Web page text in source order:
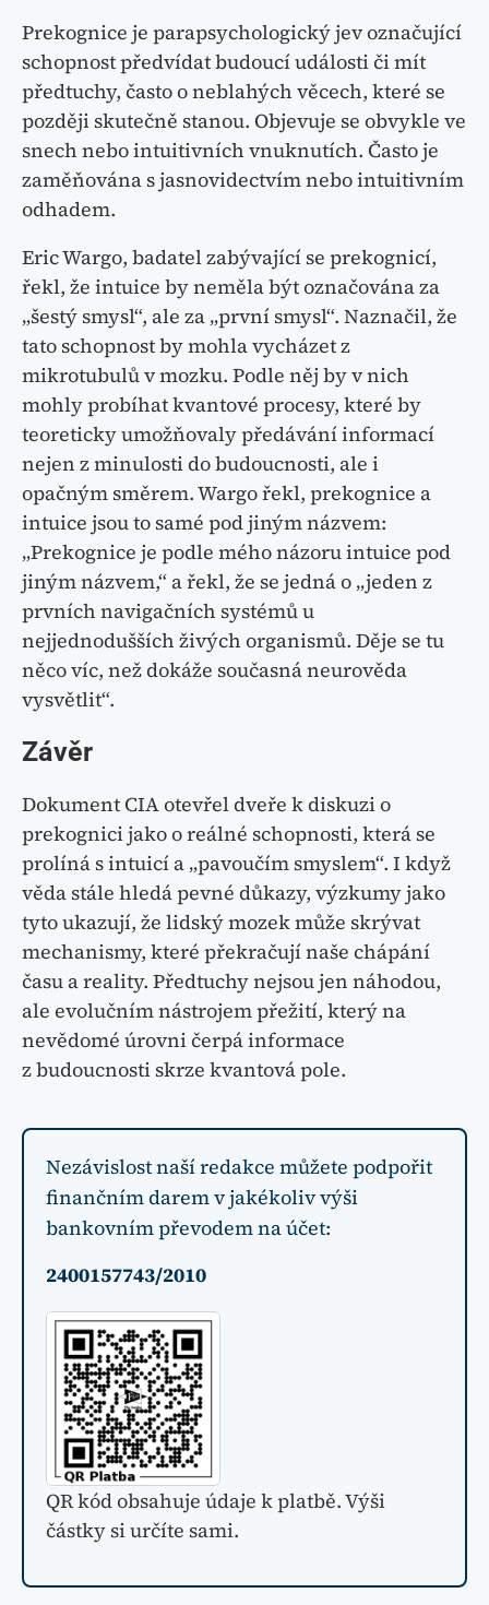
Prekognice je parapsychologický jev označující
schopnost předvídat budoucí události či mít
předtuchy, často o neblahých věcech, které se
později skutečně stanou. Objevuje se obvykle ve
snech nebo intuitivních vnuknutích. Často je
zaměňována s jasnovidectvím nebo intuitivním
odhadem.
Eric Wargo, badatel zabývající se prekognicí,
řekl, že intuice by neměla být označována za
„šestý smysl“, ale za „první smysl“. Naznačil, že
tato schopnost by mohla vycházet z
mikrotubulů v mozku. Podle něj by v nich
mohly probíhat kvantové procesy, které by
teoreticky umožňovaly předávání informací
nejen z minulosti do budoucnosti, ale i
opačným směrem. Wargo řekl, prekognice a
intuice jsou to samé pod jiným názvem:
„Prekognice je podle mého názoru intuice pod
jiným názvem,“ a řekl, že se jedná o „jeden z
prvních navigačních systémů u
nejjednodušších živých organismů. Děje se tu
něco víc, než dokáže současná neurověda
vysvětlit“.
Závěr
Dokument CIA otevřel dveře k diskuzi o
prekognici jako o reálné schopnosti, která se
prolíná s intuicí a „pavoučím smyslem“. I když
věda stále hledá pevné důkazy, výzkumy jako
tyto ukazují, že lidský mozek může skrývat
mechanismy, které překračují naše chápání
času a reality. Předtuchy nejsou jen náhodou,
ale evolučním nástrojem přežití, který na
nevědomé úrovni čerpá informace
z budoucnosti skrze kvantová pole.
Nezávislost naší redakce můžete podpořit
finančním darem v jakékoliv výši
bankovním převodem na účet:
2400157743/2010
QR kód obsahuje údaje k platbě. Výši
částky si určíte sami.